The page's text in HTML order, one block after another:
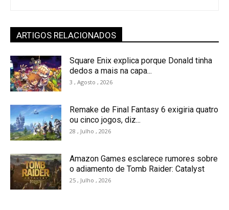
ARTIGOS RELACIONADOS
Square Enix explica porque Donald tinha
dedos a mais na capa...
3 , Agosto , 2026
Remake de Final Fantasy 6 exigiria quatro
ou cinco jogos, diz...
28 , Julho , 2026
Amazon Games esclarece rumores sobre
o adiamento de Tomb Raider: Catalyst
25 , Julho , 2026